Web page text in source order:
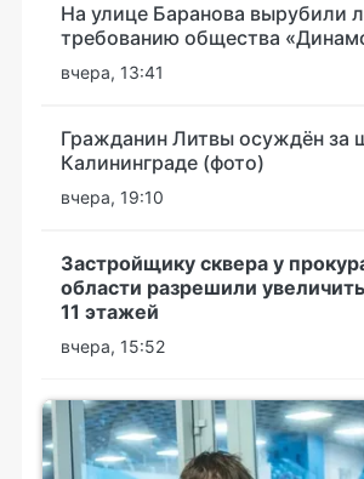
На улице Баранова вырубили
требованию общества
вчера, 13:41
Гражданин Литвы осуждён за
Калининграде (фото)
вчера, 19:10
Застройщику сквера у
области разрешили
11 этажей
вчера, 15:52